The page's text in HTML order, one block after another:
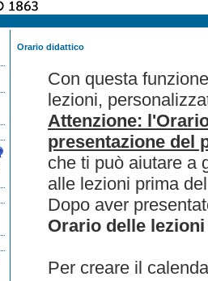
Orario didattico
Con questa
lezioni,
Attenzione:
presentazione del
che ti può aiutare a
alle lezioni prima
Dopo aver
Orario delle lezioni
Per creare il